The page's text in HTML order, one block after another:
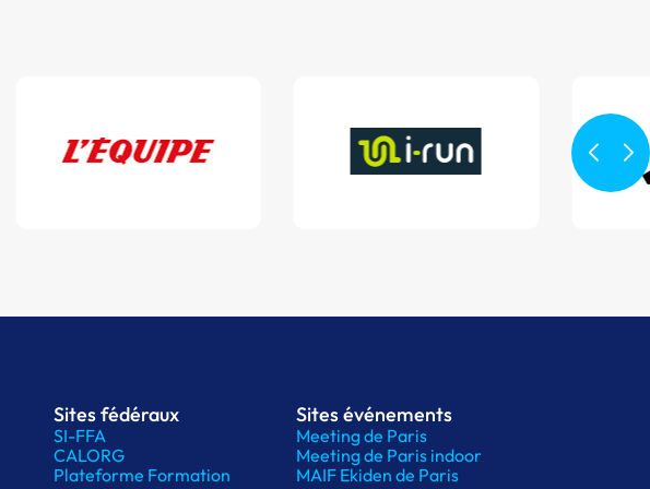
Sites fédéraux
SI-FFA
CALORG
Plateforme Formation
Sites événements
Meeting de Paris
Meeting de Paris indoor
MAIF Ekiden de Paris